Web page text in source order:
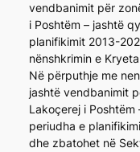
vendbanimit për
i Poshtëm – jashtë
planifikimit 2013-
nënshkrimin e
Në përputhje me
jashtë vendbanimit
Lakoçerej i
periudha e
dhe zbatohet në